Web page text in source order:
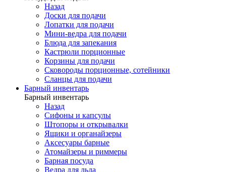
Назад
Доски для подачи
Лопатки для подачи
Мини-ведра для подачи
Блюда для запекания
Кастрюли порционные
Корзины для подачи
Сковороды порционные, сотейники
Сланцы для подачи
Барный инвентарь
Барный инвентарь
Назад
Сифоны и капсулы
Штопоры и открывалки
Ящики и органайзеры
Аксесуары барные
Атомайзеры и риммеры
Барная посуда
Ведра для льда